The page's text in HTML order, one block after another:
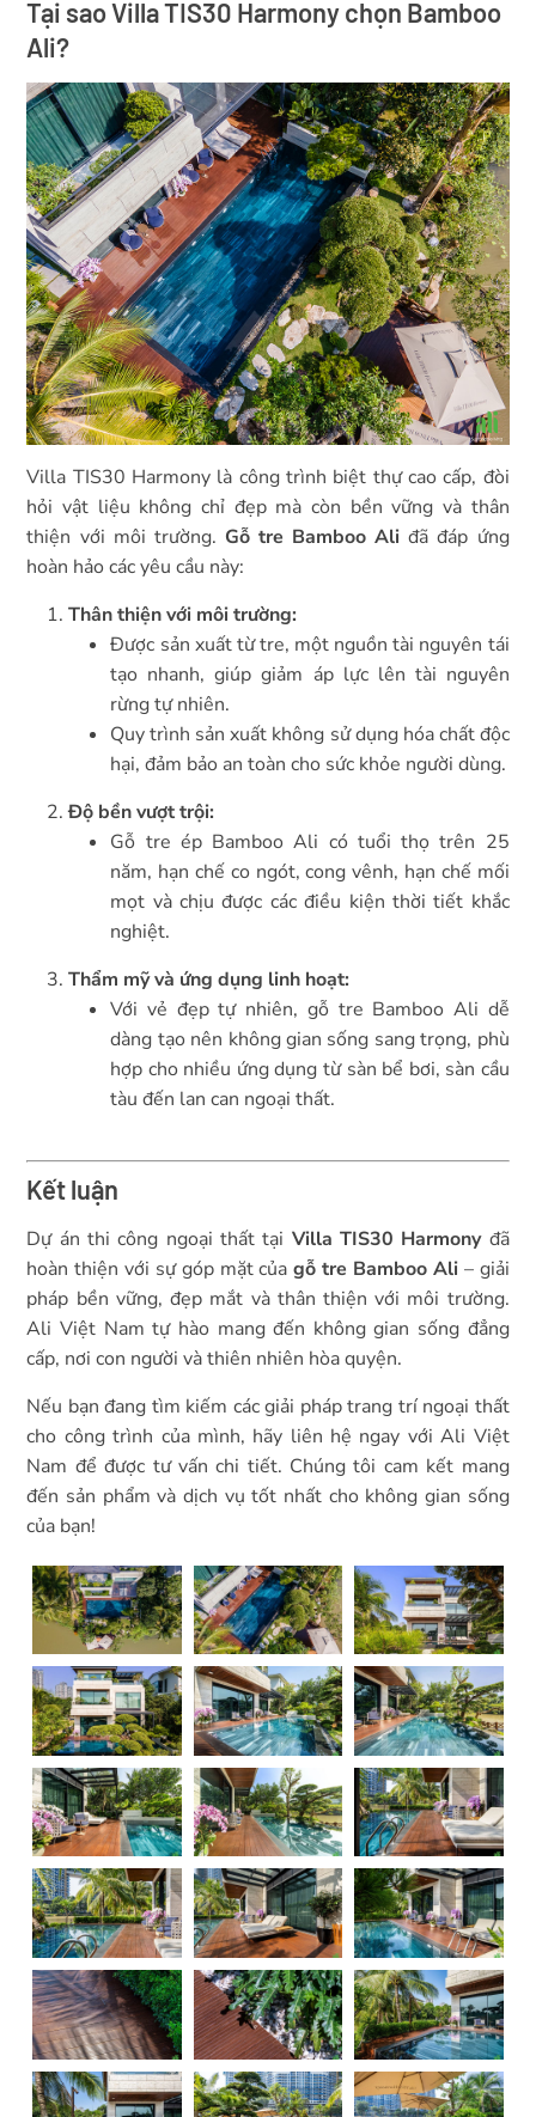
Tại sao Villa TIS30 Harmony chọn Bamboo
Ali?
Villa TIS30 Harmony là công trình biệt thự cao cấp, đòi
hỏi vật liệu không chỉ đẹp mà còn bền vững và thân
thiện với môi trường. Gỗ tre Bamboo Ali đã đáp ứng
hoàn hảo các yêu cầu này:
Thân thiện với môi trường:
Được sản xuất từ tre, một nguồn tài nguyên tái
tạo nhanh, giúp giảm áp lực lên tài nguyên
rừng tự nhiên.
Quy trình sản xuất không sử dụng hóa chất độc
hại, đảm bảo an toàn cho sức khỏe người dùng.
Độ bền vượt trội:
Gỗ tre ép Bamboo Ali có tuổi thọ trên 25
năm, hạn chế co ngót, cong vênh, hạn chế mối
mọt và chịu được các điều kiện thời tiết khắc
nghiệt.
Thẩm mỹ và ứng dụng linh hoạt:
Với vẻ đẹp tự nhiên, gỗ tre Bamboo Ali dễ
dàng tạo nên không gian sống sang trọng, phù
hợp cho nhiều ứng dụng từ sàn bể bơi, sàn cầu
tàu đến lan can ngoại thất.
Kết luận
Dự án thi công ngoại thất tại Villa TIS30 Harmonyđã
hoàn thiện với sự góp mặt củagỗ tre Bamboo Ali– giải
pháp bền vững, đẹp mắt và thân thiện với môi trường.
Ali Việt Nam tự hào mang đến không gian sống đẳng
cấp, nơi con người và thiên nhiên hòa quyện.
Nếu bạn đang tìm kiếm các giải pháp trang trí ngoại thất
cho công trình của mình, hãy liên hệ ngay với Ali Việt
Nam để được tư vấn chi tiết. Chúng tôi cam kết mang
đến sản phẩm và dịch vụ tốt nhất cho không gian sống
của bạn!